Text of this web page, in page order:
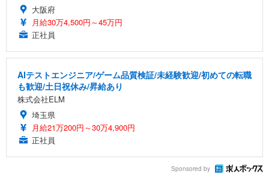
大阪府
月給30万4,500円～45万円
正社員
AIテストエンジニア/ゲーム品質検証/未経験歓迎/初めての転職
も歓迎/土日祝休み/昇給あり
株式会社ELM
埼玉県
月給21万200円～30万4,900円
正社員
Sponsored by